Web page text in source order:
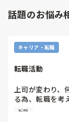
話題のお悩み
キャリア・転職
転職活動
上司が変わり、
る為、転職を考
納得できる仕事
転職